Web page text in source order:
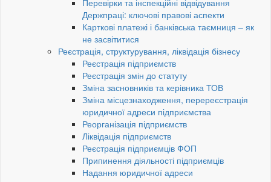
Перевірки та інспекційні відвідування
Держпраці: ключові правові аспекти
Карткові платежі і банківська таємниця – як
не засвітитися
Реєстрація, структурування, ліквідація бізнесу
Реєстрація підприємств
Реєстрація змін до статуту
Зміна засновників та керівника ТОВ
Зміна місцезнаходження, перереєстрація
юридичної адреси підприємства
Реорганізація підприємств
Ліквідація підприємств
Реєстрація підприємців ФОП
Припинення діяльності підприємців
Надання юридичної адреси